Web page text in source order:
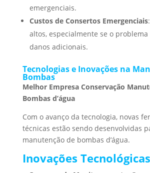
emergenciais.
Custos de Consertos Emergenciais
altos, especialmente se o
danos adicionais.
Tecnologias e Inovações na
Bombas
Melhor Empresa Conservação
Bombas d’água
Com o avanço da tecnologia, novas
técnicas estão sendo desenvolvidas
manutenção de bombas d’água.
Inovações Tecnológicas